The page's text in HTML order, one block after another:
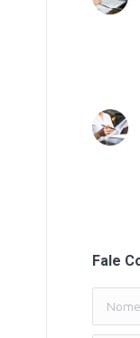
Fale